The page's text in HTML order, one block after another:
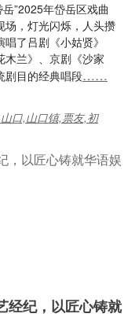
”2025年岱岳区戏曲
场，灯光闪烁，人头攒
了吕剧《小姑贤》
木兰》、京剧《沙家
剧目的经典唱段……
口,山口镇,票友,初
经纪，以匠心铸就